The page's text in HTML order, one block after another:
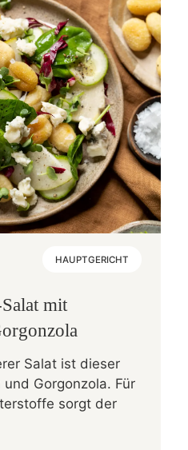
HAUPTGERICHT
mit
Salat ist dieser
Gorgonzola. Für
sorgt der